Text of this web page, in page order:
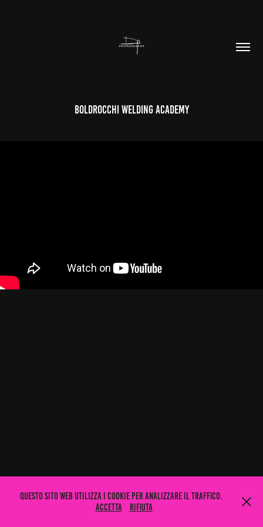
Boldrocchi Welding Academy
Questo sito web utilizza i cookie per analizzare il traffico.
Accetta
Rifiuta